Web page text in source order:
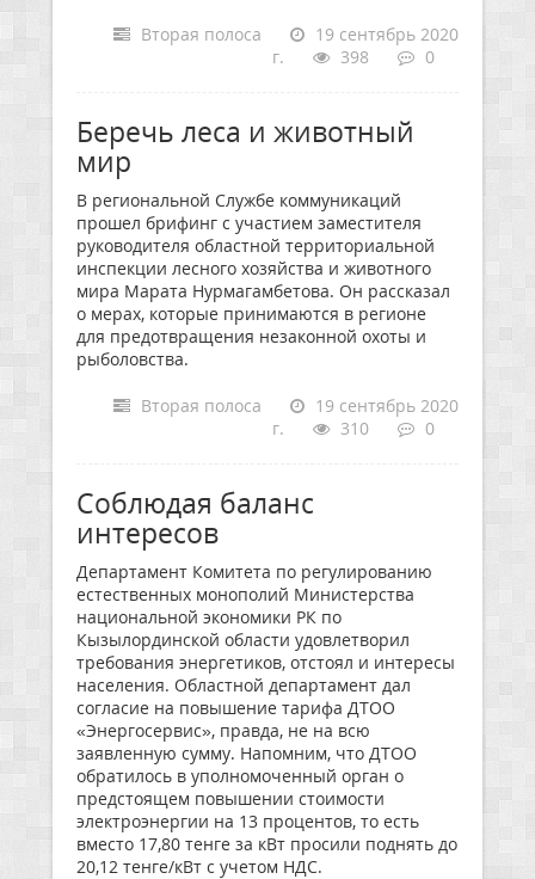
Вторая полоса
19 сентябрь 2020
г.
398 0
Беречь леса и животный
мир
В региональной Службе коммуникаций
прошел брифинг с участием заместителя
руководителя областной территориальной
инспекции лесного хозяйства и животного
мира Марата Нурмагамбетова. Он рассказал
о мерах, которые принимаются в регионе
для предотвращения незаконной охоты и
рыболовства.
Вторая полоса
19 сентябрь 2020
г.
310 0
Соблюдая баланс
интересов
Департамент Комитета по регулированию
естественных монополий Министерства
национальной экономики РК по
Кызылординской области удовлетворил
требования энергетиков, отстоял и интересы
населения. Областной департамент дал
согласие на повышение тарифа ДТОО
«Энергосервис», правда, не на всю
заявленную сумму. Напомним, что ДТОО
обратилось в уполномоченный орган о
предстоящем повышении стоимости
электроэнергии на 13 процентов, то есть
вместо 17,80 тенге за кВт просили поднять до
20,12 тенге/кВт с учетом НДС.